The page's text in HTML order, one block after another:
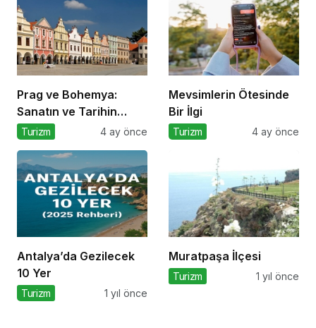
Prag ve Bohemya:
Sanatın ve Tarihin
Kesiştiği Coğrafya
Turizm 4 ay önce
Mevsimlerin Ötesinde
Bir İlgi
Turizm 4 ay önce
Antalya’da Gezilecek
10 Yer
Turizm 1 yıl önce
Muratpaşa İlçesi
Turizm 1 yıl önce